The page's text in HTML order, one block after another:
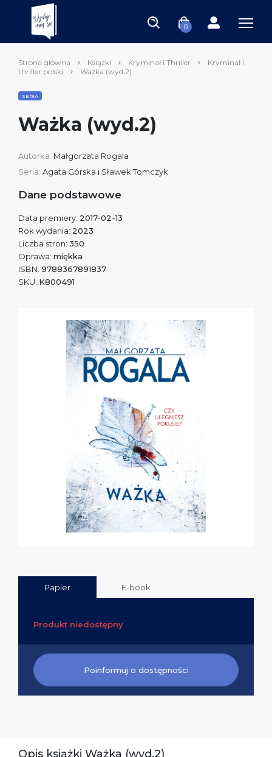
0
Strona główna Książki Kryminał i Thriller
Kryminał i
thriller polski
Ważka (wyd.2)
SERIA
Ważka (wyd.2)
Autorka: Małgorzata Rogala
Seria: Agata Górska i Sławek Tomczyk
Dane podstawowe
Data premiery: 2017-02-13
Rok wydania: 2023
Liczba stron: 350
Oprawa: miękka
ISBN: 9788367891837
SKU: K800491
Papier E-book
Produkt niedostępny
Poinformuj o dostępności
Opis książki Ważka (wyd.2)